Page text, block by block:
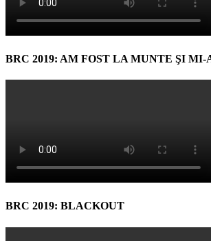
BRC 2019: AM FOST LA MUNTE ŞI MI-
BRC 2019: BLACKOUT